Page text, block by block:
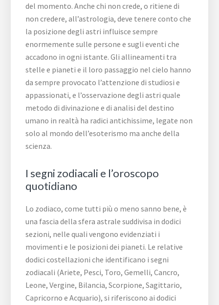
del momento. Anche chi non crede, o ritiene di
non credere, all’astrologia, deve tenere conto che
la posizione degli astri influisce sempre
enormemente sulle persone e sugli eventi che
accadono in ogni istante. Gli allineamenti tra
stelle e pianeti e il loro passaggio nel cielo hanno
da sempre provocato l’attenzione di studiosi e
appassionati, e l’osservazione degli astri quale
metodo di divinazione e di analisi del destino
umano in realtà ha radici antichissime, legate non
solo al mondo dell’esoterismo ma anche della
scienza.
I segni zodiacali e l’oroscopo
quotidiano
Lo zodiaco, come tutti più o meno sanno bene, è
una fascia della sfera astrale suddivisa in dodici
sezioni, nelle quali vengono evidenziati i
movimenti e le posizioni dei pianeti. Le relative
dodici costellazioni che identificano i segni
zodiacali (Ariete, Pesci, Toro, Gemelli, Cancro,
Leone, Vergine, Bilancia, Scorpione, Sagittario,
Capricorno e Acquario), si riferiscono ai dodici